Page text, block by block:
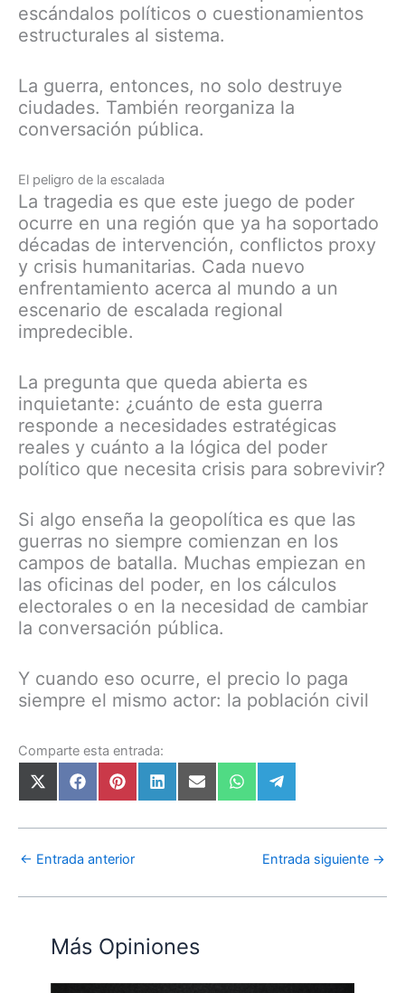
escándalos políticos o cuestionamientos
estructurales al sistema.
La guerra, entonces, no solo destruye
ciudades. También reorganiza la
conversación pública.
El peligro de la escalada
La tragedia es que este juego de poder
ocurre en una región que ya ha soportado
décadas de intervención, conflictos proxy
y crisis humanitarias. Cada nuevo
enfrentamiento acerca al mundo a un
escenario de escalada regional
impredecible.
La pregunta que queda abierta es
inquietante: ¿cuánto de esta guerra
responde a necesidades estratégicas
reales y cuánto a la lógica del poder
político que necesita crisis para sobrevivir?
Si algo enseña la geopolítica es que las
guerras no siempre comienzan en los
campos de batalla. Muchas empiezan en
las oficinas del poder, en los cálculos
electorales o en la necesidad de cambiar
la conversación pública.
Y cuando eso ocurre, el precio lo paga
siempre el mismo actor: la población civil
Comparte esta entrada:
← Entrada anterior Entrada siguiente →
Más Opiniones